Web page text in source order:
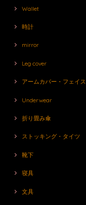
Wallet
時計
mirror
Leg cover
アームカバー・フェイ
Underwear
折り畳み傘
ストッキング・タイツ
靴下
寝具
文具